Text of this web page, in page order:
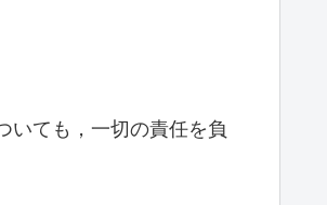
いても，一切の責任を負